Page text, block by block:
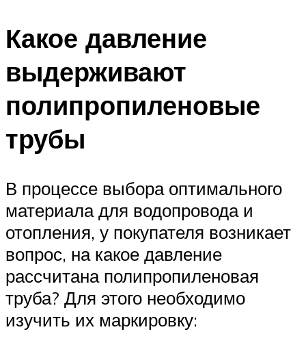
Какое давление
выдерживают
полипропиленовые
трубы
В процессе выбора оптимального
материала для водопровода и
отопления, у покупателя возникает
вопрос, на какое давление
рассчитана полипропиленовая
труба? Для этого необходимо
изучить их маркировку: